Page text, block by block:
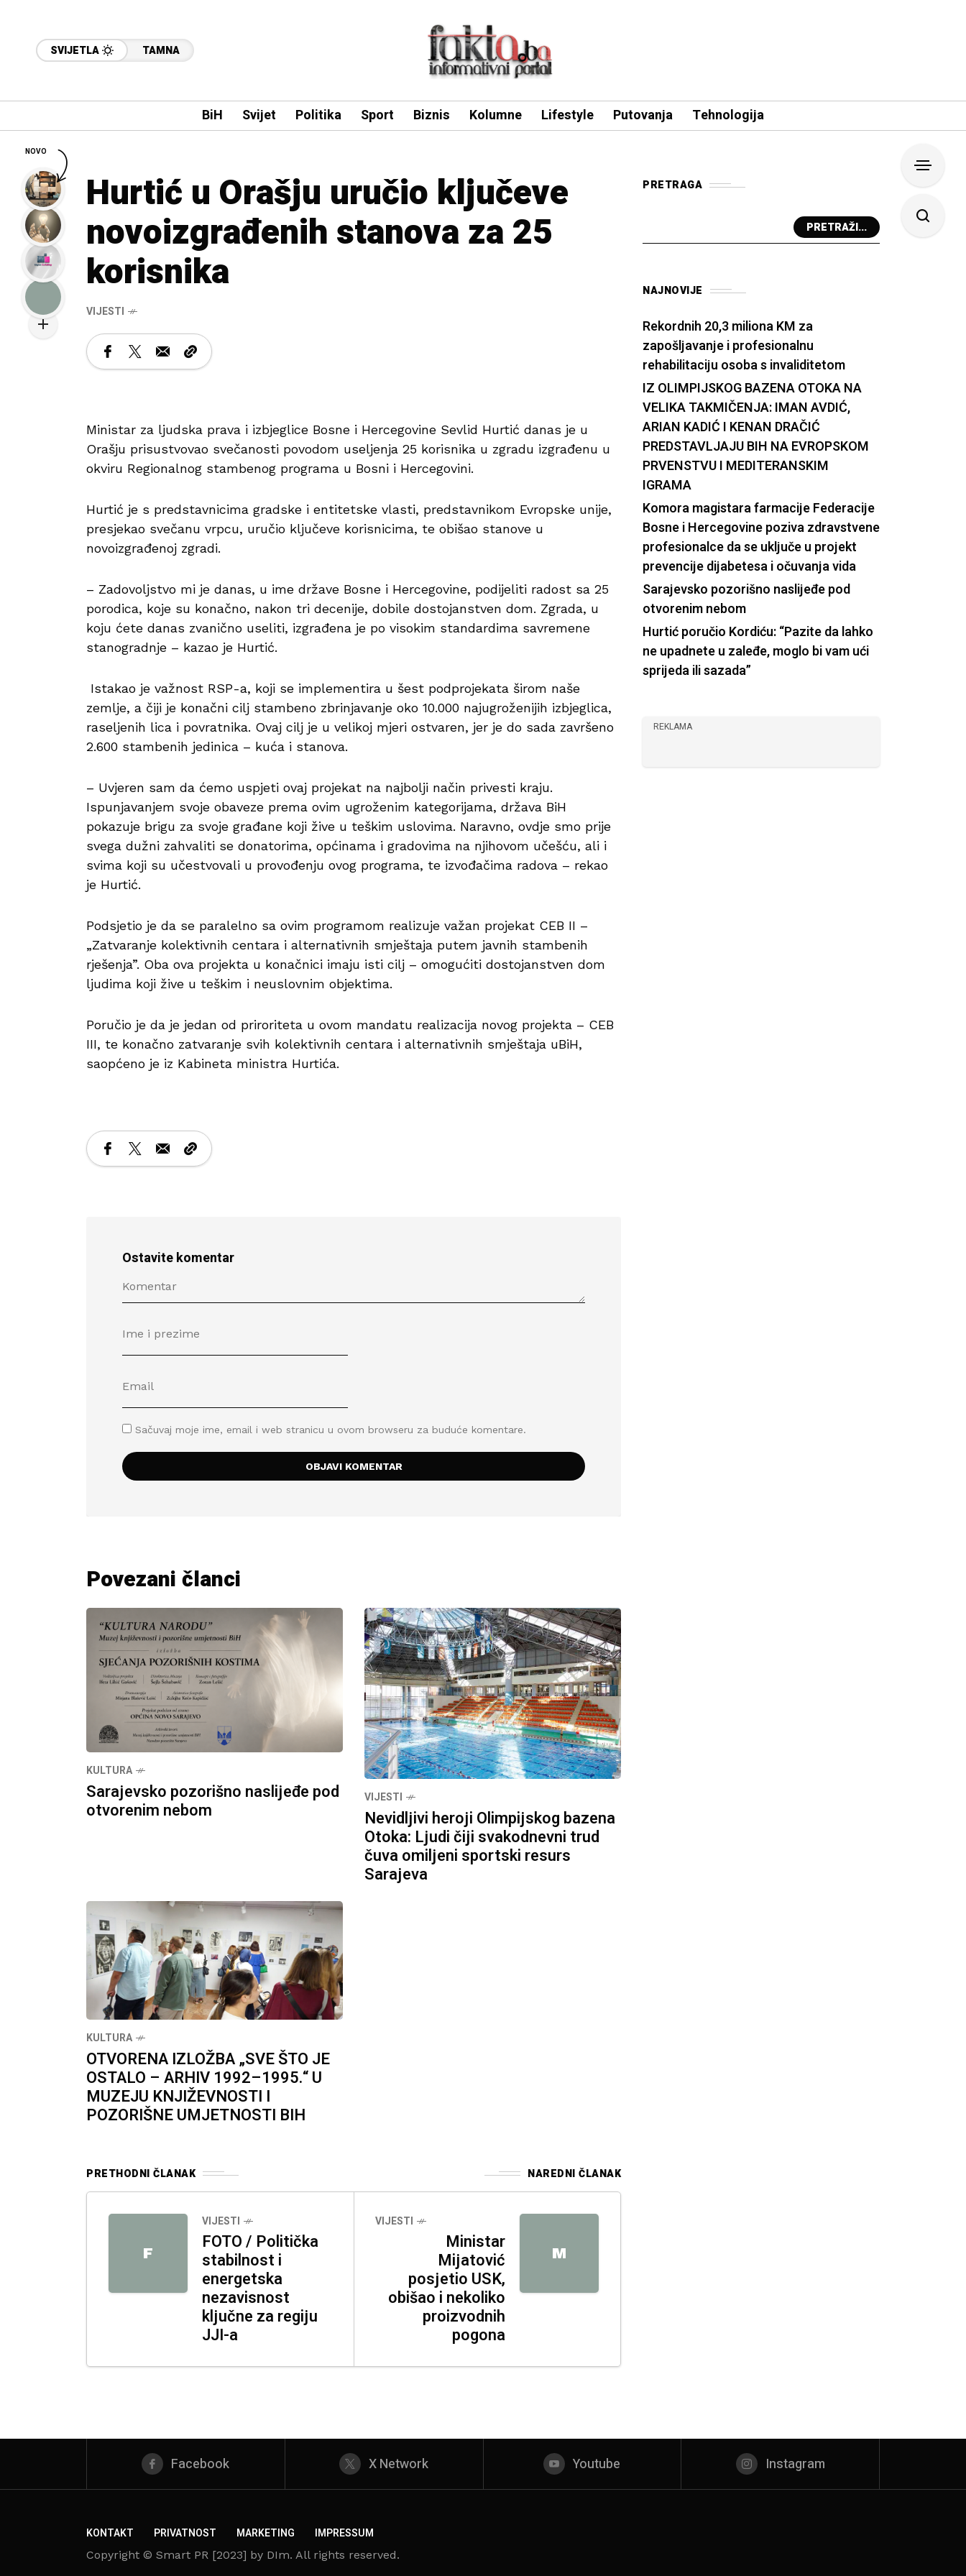
SVIJETLA TAMNA
BiH Svijet Politika Sport Biznis Kolumne Lifestyle Putovanja Tehnologija
Hurtić u Orašju uručio ključeve
novoizgrađenih stanova za 25
korisnika
VIJESTI
Ministar za ljudska prava i izbjeglice Bosne i Hercegovine Sevlid Hurtić danas je u
Orašju prisustvovao svečanosti povodom useljenja 25 korisnika u zgradu izgrađenu u
okviru Regionalnog stambenog programa u Bosni i Hercegovini.
Hurtić je s predstavnicima gradske i entitetske vlasti, predstavnikom Evropske unije,
presjekao svečanu vrpcu, uručio ključeve korisnicima, te obišao stanove u
novoizgrađenoj zgradi.
– Zadovoljstvo mi je danas, u ime države Bosne i Hercegovine, podijeliti radost sa 25
porodica, koje su konačno, nakon tri decenije, dobile dostojanstven dom. Zgrada, u
koju ćete danas zvanično useliti, izgrađena je po visokim standardima savremene
stanogradnje – kazao je Hurtić.
Istakao je važnost RSP-a, koji se implementira u šest podprojekata širom naše
zemlje, a čiji je konačni cilj stambeno zbrinjavanje oko 10.000 najugroženijih izbjeglica,
raseljenih lica i povratnika. Ovaj cilj je u velikoj mjeri ostvaren, jer je do sada završeno
2.600 stambenih jedinica – kuća i stanova.
– Uvjeren sam da ćemo uspjeti ovaj projekat na najbolji način privesti kraju.
Ispunjavanjem svoje obaveze prema ovim ugroženim kategorijama, država BiH
pokazuje brigu za svoje građane koji žive u teškim uslovima. Naravno, ovdje smo prije
svega dužni zahvaliti se donatorima, općinama i gradovima na njihovom učešću, ali i
svima koji su učestvovali u provođenju ovog programa, te izvođačima radova – rekao
je Hurtić.
Podsjetio je da se paralelno sa ovim programom realizuje važan projekat CEB II –
„Zatvaranje kolektivnih centara i alternativnih smještaja putem javnih stambenih
rješenja”. Oba ova projekta u konačnici imaju isti cilj – omogućiti dostojanstven dom
ljudima koji žive u teškim i neuslovnim objektima.
Poručio je da je jedan od priroriteta u ovom mandatu realizacija novog projekta – CEB
III, te konačno zatvaranje svih kolektivnih centara i alternativnih smještaja uBiH,
saopćeno je iz Kabineta ministra Hurtića.
Ostavite komentar
Sačuvaj moje ime, email i web stranicu u ovom browseru za buduće komentare.
Povezani članci
KULTURA
Sarajevsko pozorišno naslijeđe pod
otvorenim nebom
VIJESTI
Nevidljivi heroji Olimpijskog bazena
Otoka: Ljudi čiji svakodnevni trud
čuva omiljeni sportski resurs
Sarajeva
KULTURA
OTVORENA IZLOŽBA „SVE ŠTO JE
OSTALO – ARHIV 1992–1995.“ U
MUZEJU KNJIŽEVNOSTI I
POZORIŠNE UMJETNOSTI BIH
PRETHODNI ČLANAK NAREDNI ČLANAK
F
VIJESTI
FOTO / Politička
stabilnost i
energetska
nezavisnost
ključne za regiju
JJI-a
M
VIJESTI
Ministar
Mijatović
posjetio USK,
obišao i nekoliko
proizvodnih
pogona
PRETRAGA
PRETRAŽI...
NAJNOVIJE
Rekordnih 20,3 miliona KM za
zapošljavanje i profesionalnu
rehabilitaciju osoba s invaliditetom
IZ OLIMPIJSKOG BAZENA OTOKA NA
VELIKA TAKMIČENJA: IMAN AVDIĆ,
ARIAN KADIĆ I KENAN DRAČIĆ
PREDSTAVLJAJU BIH NA EVROPSKOM
PRVENSTVU I MEDITERANSKIM
IGRAMA
Komora magistara farmacije Federacije
Bosne i Hercegovine poziva zdravstvene
profesionalce da se uključe u projekt
prevencije dijabetesa i očuvanja vida
Sarajevsko pozorišno naslijeđe pod
otvorenim nebom
Hurtić poručio Kordiću: “Pazite da lahko
ne upadnete u zaleđe, moglo bi vam ući
sprijeda ili sazada”
REKLAMA
Facebook X Network Youtube Instagram
KONTAKT PRIVATNOST MARKETING IMPRESSUM
Copyright © Smart PR [2023] by DIm. All rights reserved.
NOVO